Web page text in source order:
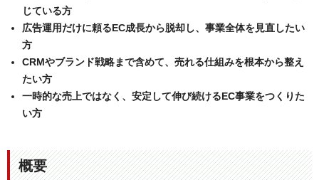
じている方
広告運用だけに頼るEC成長から脱却し、事業全体を見直したい
方
CRMやブランド戦略まで含めて、売れる仕組みを根本から整え
たい方
一時的な売上ではなく、安定して伸び続けるEC事業をつくりた
い方
概要